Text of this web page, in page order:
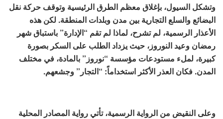
وتشكل السيول، بإغلاق معظم الطرق الرئيسية وتوقف حركة نقل
البضائع والسلع التجارية بين مدن وبلدات المنطقة. لكن هذه
الأعذار الرسمية، لم تشرح، لماذا لم تقم “الإدارة” باستباق شهر
رمضان وعيد النوروز، حيث يزداد الطلب على السكر بصورة
كبيرة، لملء مستودعات مؤسسة “نوروز” بالمادة، في مختلف
المدن. فكان العذر الأكثر استخداماً: “التجار” وجشعهم.
وعلى النقيض من الرواية الرسمية، تأتي رواية المصادر المحلية